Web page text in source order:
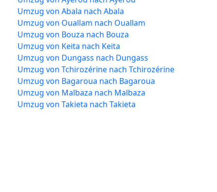
Umzug von Abala nach Abala
Umzug von Ouallam nach Ouallam
Umzug von Bouza nach Bouza
Umzug von Keita nach Keita
Umzug von Dungass nach Dungass
Umzug von Tchirozérine nach Tchirozérine
Umzug von Bagaroua nach Bagaroua
Umzug von Malbaza nach Malbaza
Umzug von Takieta nach Takieta